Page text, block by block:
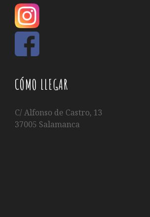
CÓMO LLEGAR
C/ Alfonso de Castro, 13
37005 Salamanca